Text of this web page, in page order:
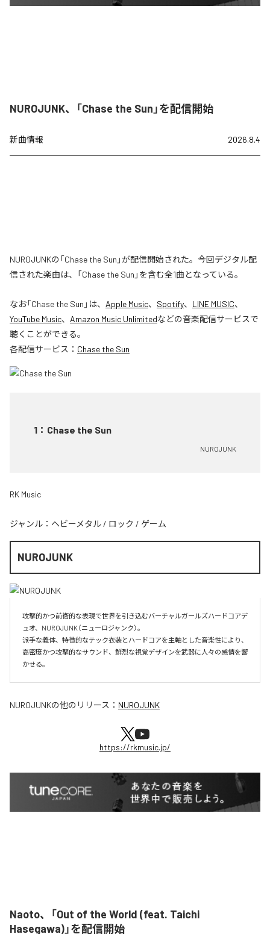
NUROJUNK、「Chase the Sun」を配信開始
新曲情報 2026.8.4
NUROJUNKの「Chase the Sun」が配信開始された。今回デジタル配
信された楽曲は、「Chase the Sun」を含む全1曲となっている。
なお「Chase the Sun 」は、 Apple Music、 Spotify、 LINE MUSIC、
YouTube Music、 Amazon Music Unlimitedなどの音楽配信サービスで
聴くことができる。
各配信サービス： Chase the Sun
1 ： Chase the Sun
NUROJUNK
RK Music
ジャンル： ヘビーメタル / ロック / ゲーム
NUROJUNK
攻撃的かつ前衛的な表現で世界を引き込むバーチャルガールズハードコアデ
ュオ、NUROJUNK（ニューロジャンク）。
派手な義体、特徴的なテック衣装とハードコアを主軸とした音楽性により、
高密度かつ攻撃的なサウンド、鮮烈な視覚デザインを武器に人々の感情を響
かせる。
NUROJUNKの他のリリース： NUROJUNK
https://rkmusic.jp/
Naoto、「Out of the World (feat. Taichi
Hasegawa)」を配信開始